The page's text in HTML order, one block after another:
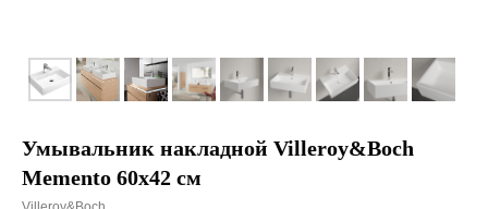
Умывальник накладной Villeroy&Boch
Memento 60x42 см